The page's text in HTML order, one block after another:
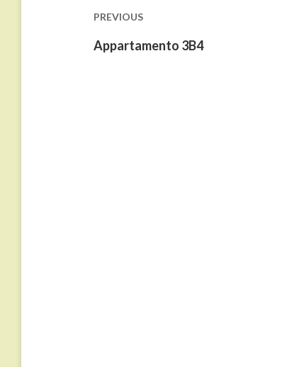
PREVIOUS
Previous
Appartamento 3B4